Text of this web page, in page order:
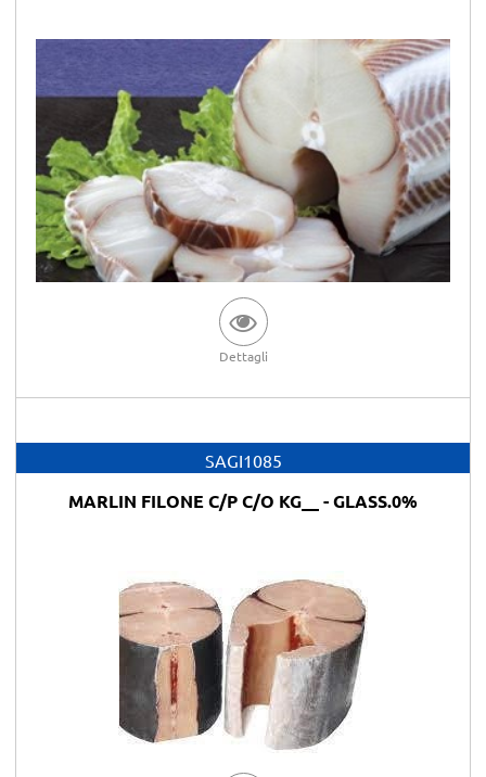
Dettagli
SAGI1085
MARLIN FILONE C/P C/O KG__ - GLASS.0%